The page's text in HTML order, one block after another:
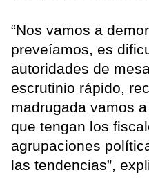
“Nos vamos a
preveíamos, es
autoridades de
escrutinio rápido,
madrugada vamos
que tengan los
agrupaciones
las tendencias”,